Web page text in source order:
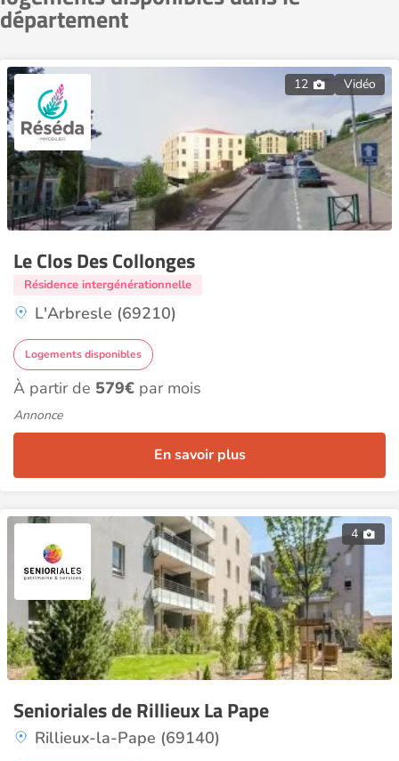
département
12 Vidéo
Le Clos Des Collonges
Résidence intergénérationnelle
L'Arbresle (69210)
Logements disponibles
À partir de 579€ par mois
Annonce
En savoir plus
4
Senioriales de Rillieux La Pape
Rillieux-la-Pape (69140)